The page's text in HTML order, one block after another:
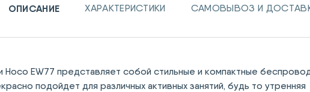
ОПИСАНИЕ ХАРАКТЕРИСТИКИ САМОВЫВОЗ И
Hoco EW77 представляет собой стильные и компактные
подойдет для различных активных занятий, будь то утренняя